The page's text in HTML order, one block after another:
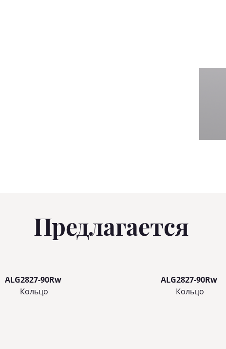
Предлагается
ALG2827-90Rw
Кольцo
ALG2827-90Rw
Кольцo